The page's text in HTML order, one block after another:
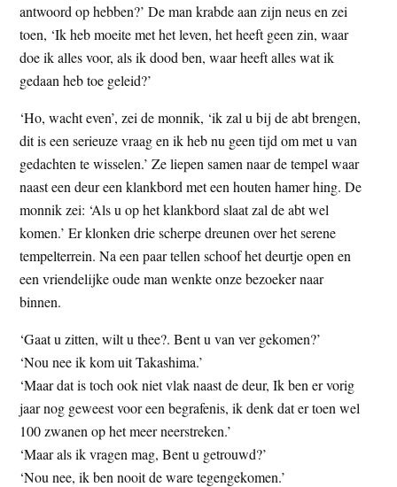
antwoord op hebben?’ De man krabde aan zijn neus en zei
toen, ‘Ik heb moeite met het leven, het heeft geen zin, waar
doe ik alles voor, als ik dood ben, waar heeft alles wat ik
gedaan heb toe geleid?’
‘Ho, wacht even’, zei de monnik, ‘ik zal u bij de abt brengen,
dit is een serieuze vraag en ik heb nu geen tijd om met u van
gedachten te wisselen.’ Ze liepen samen naar de tempel waar
naast een deur een klankbord met een houten hamer hing. De
monnik zei: ‘Als u op het klankbord slaat zal de abt wel
komen.’ Er klonken drie scherpe dreunen over het serene
tempelterrein. Na een paar tellen schoof het deurtje open en
een vriendelijke oude man wenkte onze bezoeker naar
binnen.
‘Gaat u zitten, wilt u thee?. Bent u van ver gekomen?’
‘Nou nee ik kom uit Takashima.’
‘Maar dat is toch ook niet vlak naast de deur, Ik ben er vorig
jaar nog geweest voor een begrafenis, ik denk dat er toen wel
100 zwanen op het meer neerstreken.’
‘Maar als ik vragen mag, Bent u getrouwd?’
‘Nou nee, ik ben nooit de ware tegengekomen.’